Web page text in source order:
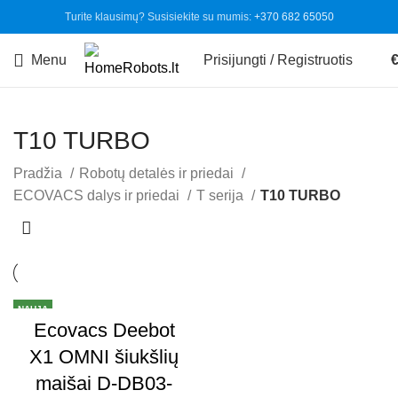
Turite klausimų? Susisiekite su mumis: +370 682 65050
Menu Prisijungti / Registruotis €
T10 TURBO
Pradžia
Robotų detalės ir priedai
ECOVACS dalys ir priedai
T serija T10 TURBO
NAUJA
Ecovacs Deebot
X1 OMNI šiukšlių
maišai D-DB03-